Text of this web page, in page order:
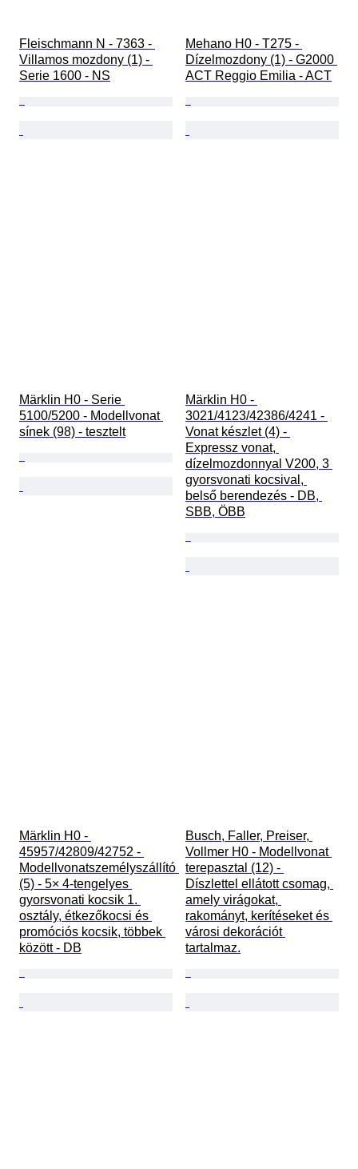
Fleischmann N - 7363 -
Villamos mozdony (1) -
Serie 1600 - NS
Mehano H0 - T275 -
Dízelmozdony (1) - G2000
ACT Reggio Emilia - ACT
Märklin H0 - Serie
5100/5200 - Modellvonat
sínek (98) - tesztelt
Märklin H0 -
3021/4123/42386/4241 -
Vonat készlet (4) -
Expressz vonat,
dízelmozdonnyal V200, 3
gyorsvonati kocsival,
belső berendezés - DB,
SBB, ÖBB
Märklin H0 -
45957/42809/42752 -
Modellvonatszemélyszállító
(5) - 5× 4-tengelyes
gyorsvonati kocsik 1.
osztály, étkezőkocsi és
promóciós kocsik, többek
között - DB
Busch, Faller, Preiser,
Vollmer H0 - Modellvonat
terepasztal (12) -
Díszlettel ellátott csomag,
amely virágokat,
rakományt, kerítéseket és
városi dekorációt
tartalmaz.